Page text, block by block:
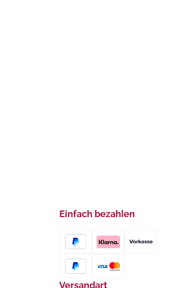
Einfach bezahlen
Versandart